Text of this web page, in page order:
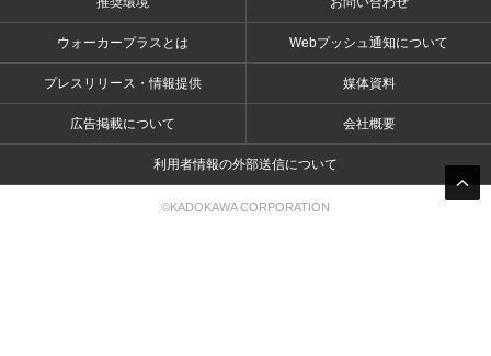
ウォーカープラスとは Webプッシュ通知について
プレスリリース・情報提供 媒体資料
広告掲載について 会社概要
利用者情報の外部送信について
©KADOKAWA CORPORATION